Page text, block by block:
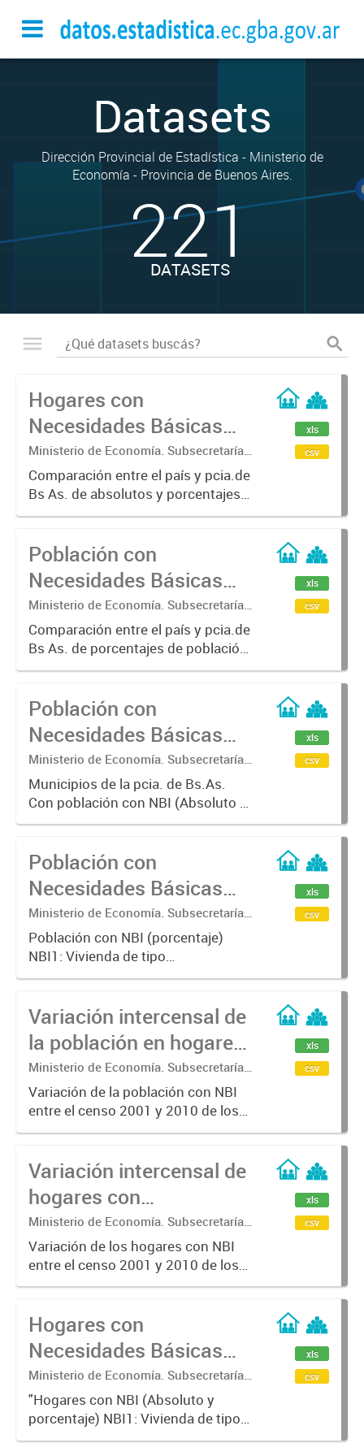
Datasets
Dirección Provincial de Estadística - Ministerio de
Economía - Provincia de Buenos Aires.
221
DATASETS
Hogares con
Necesidades Básicas
Insatisfechas (N.B.I.).
Ministerio de Economía. Subsecretaría
de Coordinación Económica y
Estadística. Dirección Provincial de
Estadística.
Comparación entre el país y pcia.de
Bs As. de absolutos y porcentajes
de hogares con NBI.
xls
csv
Población con
Necesidades Básicas
Insatisfechas (N.B.I.).
Ministerio de Economía. Subsecretaría
de Coordinación Económica y
Estadística. Dirección Provincial de
Estadística.
Comparación entre el país y pcia.de
Bs As. de porcentajes de población
con NBI
xls
csv
Población con
Necesidades Básicas
Insatisfechas (N.B.I.).
Ministerio de Economía. Subsecretaría
de Coordinación Económica y
Estadística. Dirección Provincial de
Estadística.
Municipios de la pcia. de Bs.As.
Con población con NBI (Absoluto y
porcentaje)
xls
csv
Población con
Necesidades Básicas
Insatisfechas (N.B.I).
Ministerio de Economía. Subsecretaría
de Coordinación Económica y
Estadística. Dirección Provincial de
Estadística.
Población con NBI (porcentaje)
NBI1: Vivienda de tipo
inconveniente (vivienda de
NBI2: Viviendas sin cuarto de baño
NBI3: Hacinamiento critico (más de
tres...
xls
csv
Variación intercensal de
la población en hogares
con Necesidades
Básicas Insatisfechas
(N.B.I).
Ministerio de Economía. Subsecretaría
de Coordinación Económica y
Estadística. Dirección Provincial de
Estadística.
Variación de la población con NBI
entre el censo 2001 y 2010 de los
Municipios de la Provincia de
xls
csv
Variación intercensal de
hogares con
Necesidades Básicas
Insatisfechas (N.B.I).
Ministerio de Economía. Subsecretaría
de Coordinación Económica y
Estadística. Dirección Provincial de
Estadística.
Variación de los hogares con NBI
entre el censo 2001 y 2010 de los
Municipios de la Provincia de
xls
csv
Hogares con
Necesidades Básicas
Insatisfechas (N.B.I).
Ministerio de Economía. Subsecretaría
de Coordinación Económica y
Estadística. Dirección Provincial de
Estadística.
"Hogares con NBI (Absoluto y
porcentaje) NBI1: Vivienda de tipo
inconveniente (vivienda de
xls
csv